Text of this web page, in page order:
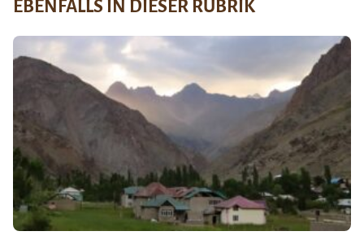
EBENFALLS IN DIESER RUBRIK